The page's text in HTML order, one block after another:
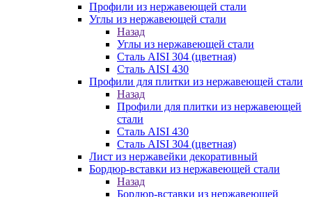
Профили из нержавеющей стали
Углы из нержавеющей стали
Назад
Углы из нержавеющей стали
Сталь AISI 304 (цветная)
Сталь AISI 430
Профили для плитки из нержавеющей стали
Назад
Профили для плитки из нержавеющей
стали
Сталь AISI 430
Сталь AISI 304 (цветная)
Лист из нержавейки декоративный
Бордюр-вставки из нержавеющей стали
Назад
Бордюр-вставки из нержавеющей